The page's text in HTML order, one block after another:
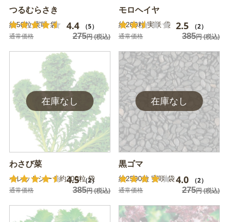
つるむらさき
4.4 （5）
約50粒 実咲 袋
通常価格 275円(税込)
モロヘイヤ
2.5 （2）
約200粒 実咲 袋
通常価格 385円(税込)
わさび菜
4.5 （2）
ペレットシード約200粒 袋
通常価格 385円(税込)
黒ゴマ
4.0 （2）
約2500粒 実咲 袋
通常価格 275円(税込)